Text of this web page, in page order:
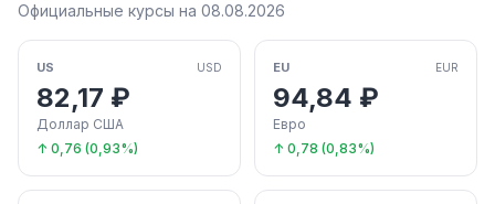
Официальные курсы на 08.08.2026
US USD
82,17 ₽
Доллар США
↑ 0,76 (0,93%)
EU EUR
94,84 ₽
Евро
↑ 0,78 (0,83%)